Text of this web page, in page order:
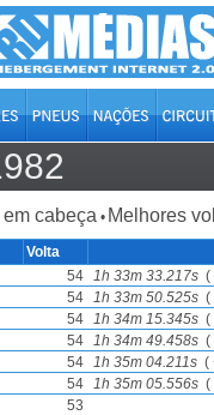
cabeça • Melhores
Volta
54 1h 33m 33.217s(
54 1h 33m 50.525s(
54 1h 34m 15.345s(
54 1h 34m 49.458s(
54 1h 35m 04.211s(
54 1h 35m 05.556s(
53